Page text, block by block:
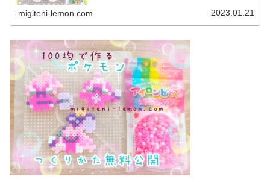
migiteni-lemon.com 2023.01.21